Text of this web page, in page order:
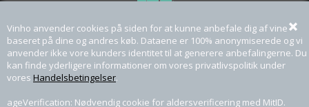
Vinho anvender cookies på siden for at kunne anbefale dig af vine
baseret på dine og andres køb. Dataene er 100% anonymiserede og vi
anvender ikke vore kunders identitet til at generere anbefalingerne. Du
kan finde yderligere informationer om vores privatlivspolitik under
vores Handelsbetingelser.
ageVerification: Nødvendig cookie for aldersverificering med MitID.